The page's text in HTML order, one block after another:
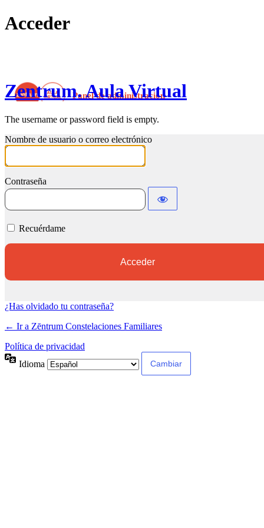
Acceder
Zentrum. Aula Virtual
The username or password field is empty.
Nombre de usuario o correo electrónico
Contraseña
Recuérdame
¿Has olvidado tu contraseña?
← Ir a Zēntrum Constelaciones Familiares
Política de privacidad
Idioma